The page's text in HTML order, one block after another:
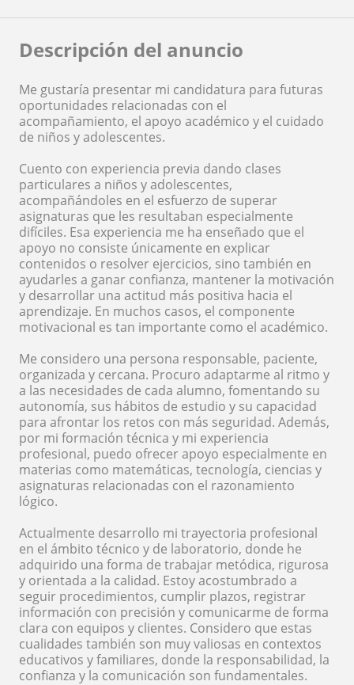
Descripción del anuncio
Me gustaría presentar mi candidatura para futuras
oportunidades relacionadas con el
acompañamiento, el apoyo académico y el cuidado
de niños y adolescentes.
Cuento con experiencia previa dando clases
particulares a niños y adolescentes,
acompañándoles en el esfuerzo de superar
asignaturas que les resultaban especialmente
difíciles. Esa experiencia me ha enseñado que el
apoyo no consiste únicamente en explicar
contenidos o resolver ejercicios, sino también en
ayudarles a ganar confianza, mantener la motivación
y desarrollar una actitud más positiva hacia el
aprendizaje. En muchos casos, el componente
motivacional es tan importante como el académico.
Me considero una persona responsable, paciente,
organizada y cercana. Procuro adaptarme al ritmo y
a las necesidades de cada alumno, fomentando su
autonomía, sus hábitos de estudio y su capacidad
para afrontar los retos con más seguridad. Además,
por mi formación técnica y mi experiencia
profesional, puedo ofrecer apoyo especialmente en
materias como matemáticas, tecnología, ciencias y
asignaturas relacionadas con el razonamiento
lógico.
Actualmente desarrollo mi trayectoria profesional
en el ámbito técnico y de laboratorio, donde he
adquirido una forma de trabajar metódica, rigurosa
y orientada a la calidad. Estoy acostumbrado a
seguir procedimientos, cumplir plazos, registrar
información con precisión y comunicarme de forma
clara con equipos y clientes. Considero que estas
cualidades también son muy valiosas en contextos
educativos y familiares, donde la responsabilidad, la
confianza y la comunicación son fundamentales.